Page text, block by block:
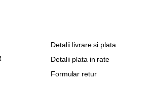
Detalii livrare si plata
Detalii plata in rate
Formular retur